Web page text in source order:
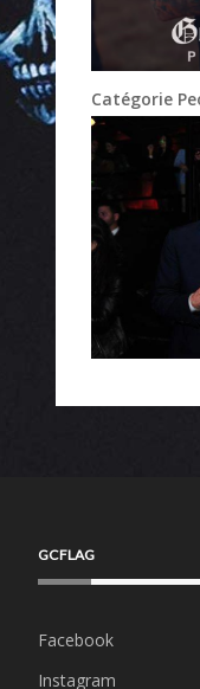
Catégorie
GCFLAG
Facebook
Instagram